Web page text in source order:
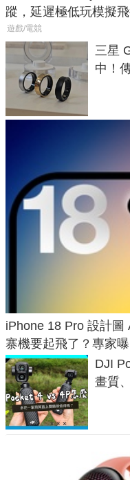
蹤，延遲極低玩模擬
遊戲/電競
三星
中！
iPhone 18 Pro 設計圖
寨機要起飛了？專家
DJI
畫質